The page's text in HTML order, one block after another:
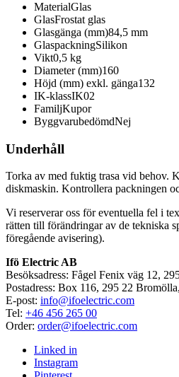
MaterialGlas
GlasFrostat glas
Glasgänga (mm)84,5 mm
GlaspackningSilikon
Vikt0,5 kg
Diameter (mm)160
Höjd (mm) exkl. gänga132
IK-klassIK02
FamiljKupor
ByggvarubedömdNej
Underhåll
Torka av med fuktig trasa vid behov.
diskmaskin. Kontrollera packningen
Vi reserverar oss för eventuella fel i
rätten till förändringar av de tekniska
föregående avisering).
Ifö Electric AB
Besöksadress: Fågel Fenix väg 12,
Postadress: Box 116, 295 22
E-post: info@ifoelectric.com
Tel: +46 456 265 00
Order: order@ifoelectric.com
Linked in
Instagram